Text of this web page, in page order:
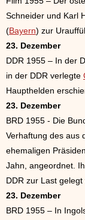
Schneider und Karl
(Bayern) zur
23. Dezember
DDR 1955 – In der
in der DDR verlegte
Haupthelden
23. Dezember
BRD 1955 - Die
Verhaftung des aus
ehemaligen
Jahn, angeordnet.
DDR zur Last gelegt
23. Dezember
BRD 1955 – In